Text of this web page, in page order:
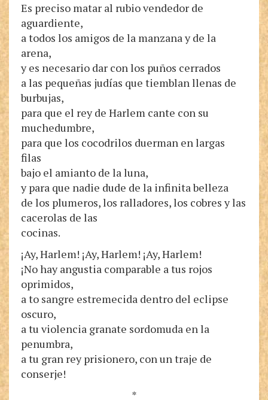
Es preciso matar al rubio vendedor de
aguardiente,
a todos los amigos de la manzana y de la
arena,
y es necesario dar con los puños cerrados
a las pequeñas judías que tiemblan llenas de
burbujas,
para que el rey de Harlem cante con su
muchedumbre,
para que los cocodrilos duerman en largas
filas
bajo el amianto de la luna,
y para que nadie dude de la infinita belleza
de los plumeros, los ralladores, los cobres y las
cacerolas de las
cocinas.
¡Ay, Harlem! ¡Ay, Harlem! ¡Ay, Harlem!
¡No hay angustia comparable a tus rojos
oprimidos,
a to sangre estremecida dentro del eclipse
oscuro,
a tu violencia granate sordomuda en la
penumbra,
a tu gran rey prisionero, con un traje de
conserje!
*